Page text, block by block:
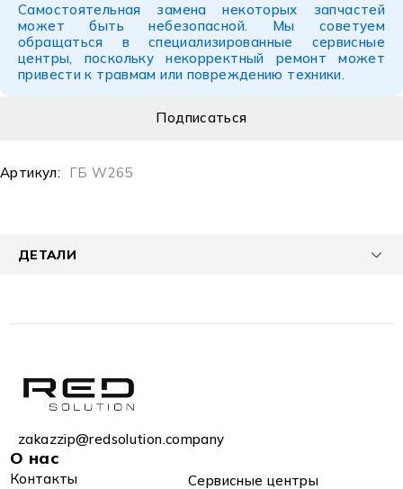
Самостоятельная замена некоторых запчастей
может быть небезопасной. Мы советуем
обращаться в специализированные сервисные
центры, поскольку некорректный ремонт может
привести к травмам или повреждению техники.
Артикул: ГБ W265
ДЕТАЛИ
zakazzip@redsolution.company
О нас
Контакты Сервисные центры